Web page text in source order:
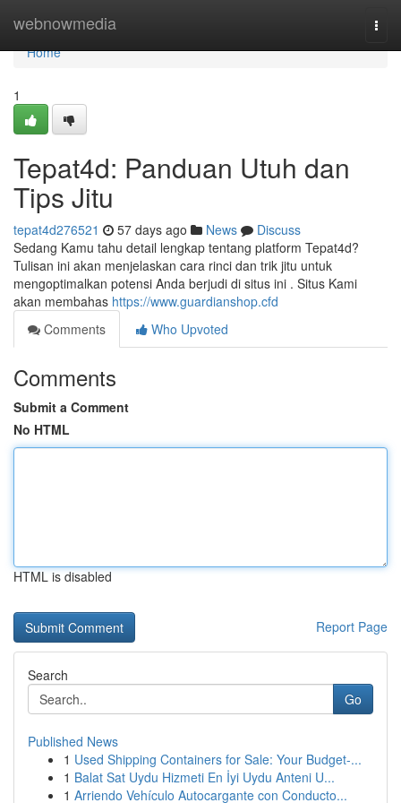
webnowmedia
Home
Home
1
Tepat4d: Panduan Utuh dan
Tips Jitu
tepat4d276521 57 days ago News
Discuss
Sedang Kamu tahu detail lengkap tentang platform Tepat4d?
Tulisan ini akan menjelaskan cara rinci dan trik jitu untuk
mengoptimalkan potensi Anda berjudi di situs ini . Situs Kami
akan membahas https://www.guardianshop.cfd
Comments
Who Upvoted
Comments
Submit a Comment
No HTML
HTML is disabled
Report Page
Search
Go
Published News
1 Used Shipping Containers for Sale: Your Budget-...
1 Balat Sat Uydu Hizmeti En İyi Uydu Anteni U...
1 Arriendo Vehículo Autocargante con Conducto...